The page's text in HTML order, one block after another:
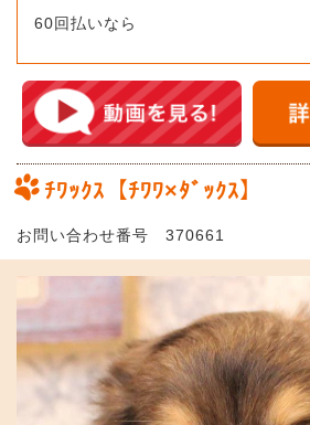
60回払いなら
ﾁﾜｯｸｽ【ﾁﾜﾜ×ﾀﾞｯｸｽ】
お問い合わせ番号 370661